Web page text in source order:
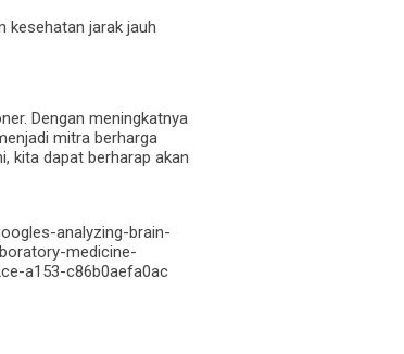
kesehatan jarak jauh
Dengan meningkatnya
mitra berharga
kita dapat berharap akan
analyzing-brain-
medicine-
a153-c86b0aefa0ac